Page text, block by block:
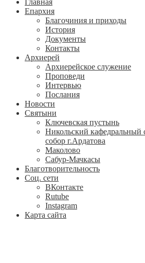
Епархия
Благочиния и приходы
История
Документы
Контакты
Архиерей
Архиерейское служение
Проповеди
Интервью
Послания
Новости
Святыни
Ключевская пустынь
Никольский кафедральный
собор г.Ардатова
Маколово
Сабур-Мачкасы
Благотворительность
Соц. сети
ВКонтакте
Rutube
Instagram
Карта сайта